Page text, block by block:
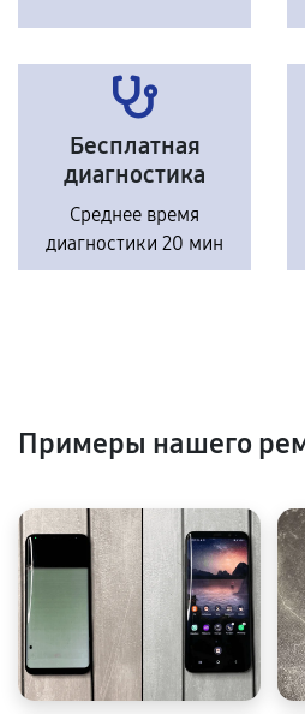
Бесплатная
диагностика
Среднее время
диагностики 20 мин
Примеры нашего